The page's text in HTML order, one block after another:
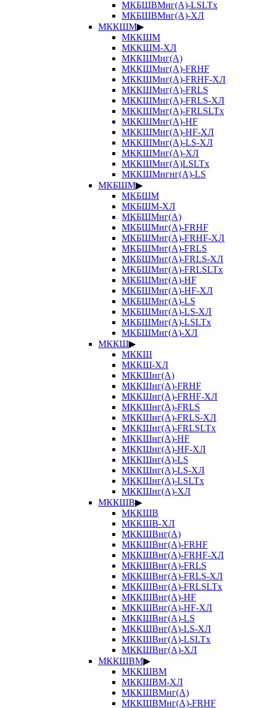
МКБШВМнг(А)-LSLTx
МКБШВМнг(А)-ХЛ
МККШМ▶
МККШМ
МККШМ-ХЛ
МККШМнг(А)
МККШМнг(А)-FRHF
МККШМнг(А)-FRHF-ХЛ
МККШМнг(А)-FRLS
МККШМнг(А)-FRLS-ХЛ
МККШМнг(А)-FRLSLTx
МККШМнг(А)-HF
МККШМнг(А)-HF-ХЛ
МККШМнг(А)-LS-ХЛ
МККШМнг(А)-ХЛ
МККШМнг(А)LSLTx
МККШМнгнг(А)-LS
МКБШМ▶
МКБШМ
МКБШМ-ХЛ
МКБШМнг(А)
МКБШМнг(А)-FRHF
МКБШМнг(А)-FRHF-ХЛ
МКБШМнг(А)-FRLS
МКБШМнг(А)-FRLS-ХЛ
МКБШМнг(А)-FRLSLTx
МКБШМнг(А)-HF
МКБШМнг(А)-HF-ХЛ
МКБШМнг(А)-LS
МКБШМнг(А)-LS-ХЛ
МКБШМнг(А)-LSLTx
МКБШМнг(А)-ХЛ
МККШ▶
МККШ
МККШ-ХЛ
МККШнг(А)
МККШнг(А)-FRHF
МККШнг(А)-FRHF-ХЛ
МККШнг(А)-FRLS
МККШнг(А)-FRLS-ХЛ
МККШнг(А)-FRLSLTx
МККШнг(А)-HF
МККШнг(А)-HF-ХЛ
МККШнг(А)-LS
МККШнг(А)-LS-ХЛ
МККШнг(А)-LSLTx
МККШнг(А)-ХЛ
МККШВ▶
МККШВ
МККШВ-ХЛ
МККШВнг(А)
МККШВнг(А)-FRHF
МККШВнг(А)-FRHF-ХЛ
МККШВнг(А)-FRLS
МККШВнг(А)-FRLS-ХЛ
МККШВнг(А)-FRLSLTx
МККШВнг(А)-HF
МККШВнг(А)-HF-ХЛ
МККШВнг(А)-LS
МККШВнг(А)-LS-ХЛ
МККШВнг(А)-LSLTx
МККШВнг(А)-ХЛ
МККШВМ▶
МККШВМ
МККШВМ-ХЛ
МККШВМнг(А)
МККШВМнг(А)-FRHF